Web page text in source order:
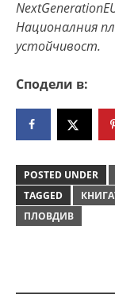
Националния
устойчивост.
Сподели в:
POSTED UNDER
TAGGED
ПЛОВДИВ